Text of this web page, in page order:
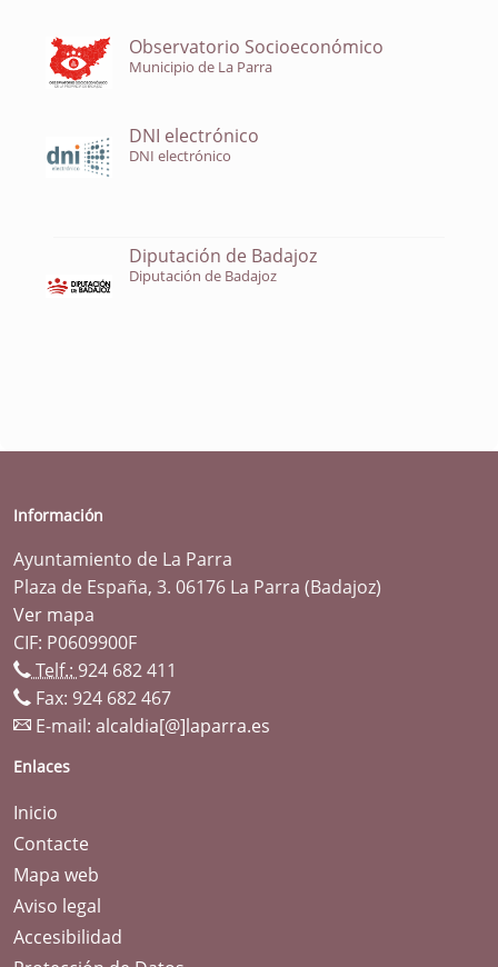
Observatorio Socioeconómico
Municipio de La Parra
DNI electrónico
DNI electrónico
Diputación de Badajoz
Diputación de Badajoz
Información
Ayuntamiento de La Parra
Plaza de España, 3. 06176 La Parra (Badajoz)
Ver mapa
CIF: P0609900F
Telf.: 924 682 411
Fax: 924 682 467
E-mail: alcaldia[@]laparra.es
Enlaces
Inicio
Contacte
Mapa web
Aviso legal
Accesibilidad